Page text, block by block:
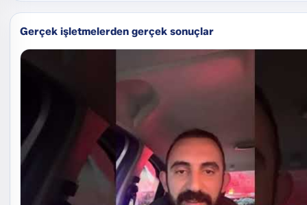
Gerçek işletmelerden gerçek sonuçlar